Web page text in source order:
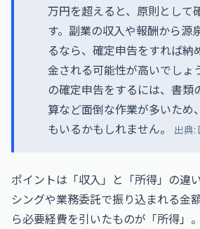
万円を超えると、原則として
す。副業の収入や報酬から源
るなら、確定申告をすれば納
金される可能性が高いでしょ
の確定申告をするには、書類
算など面倒な作業が多いため
もいるかもしれません。
出典:
ポイントは「収入」と「所得」の違
シングや業務委託で振り込まれる金
ら必要経費を引いたものが「所得」